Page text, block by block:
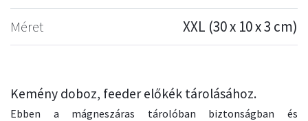
Méret XXL (30 x 10 x 3 cm)
Kemény doboz, feeder előkék tárolásához.
Ebben a mágneszáras tárolóban biztonságban és